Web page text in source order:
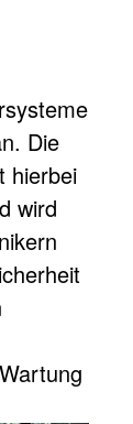
Die
hierbei
wird